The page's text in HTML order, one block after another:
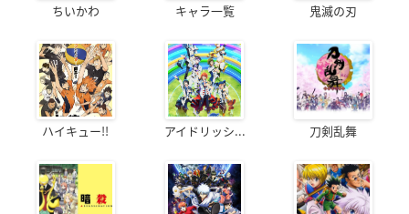
ちいかわ キャラ一覧 鬼滅の刃
ハイキュー!! アイドリッシ... 刀剣乱舞